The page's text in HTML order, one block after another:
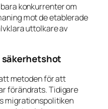
konkurrenter om
mot de etablerade
uttolkare av
metoden för att
förändrats. Tidigare
migrationspolitiken